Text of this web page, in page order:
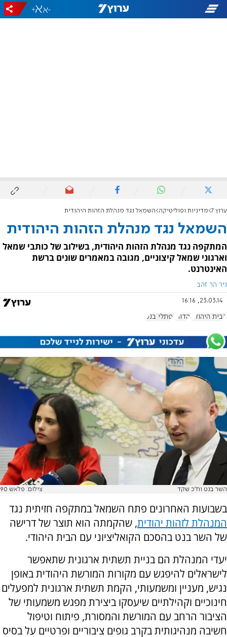
-
+
ערוץ 7 מדיניות ופוליטיקה השמאל נגד מנהלת הזהות היהודית
השמאל נגד מנהלת הזהות היהודית
המתקפה נגד מנהלת הזהות היהודית, בשילוב של כותבי שמאל
וארגוני שמאל קיצוניים, מגובה במאמרים שונים ברשת
האינטרנט.
ניר הר זהב
23.03.14, 16:16
הבית היהודי יהדות נפתלי בנט
השר בנט וח''כ שקד צילום: פלאש 90
בשבועות האחרונים פתח השמאל במתקפה חזיתית נגד
המנהלת לזהות יהודית, שהקמתה הוא תוצר של דרישה
של השר בנט בהסכם הקואליציוני עם הבית היהודי.
יעדי המנהלת הם בניית תשתית ארגונית שתאפשר
לישראלים להיפגש עם מקורות המורשת היהודית באופן
נגיש, מעניין ומשמעותי, הקמת תשתית ארגונית למפעלים
חינוכיים וקהילתיים שיעסקו ביצירת מפגש משמעותי של
הציבור הרחב עם המורשת והמסורת, פיתוח וטיפול
חשיבה מנהיגותית בקרב גופים ציבוריים ופרטיים על בסיס